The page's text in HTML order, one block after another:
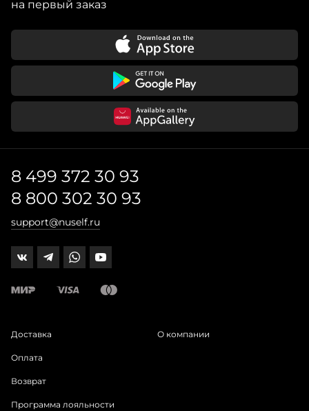
на первый заказ
8 499 372 30 93
8 800 302 30 93
support@nuself.ru
Доставка
Оплата
Возврат
Программа лояльности
О компании